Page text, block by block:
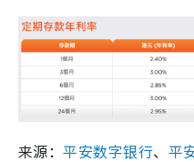
来源：平安数字银行、 平